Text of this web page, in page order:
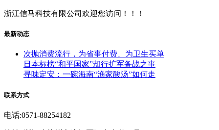
浙江信马科技有限公司欢迎您访问！！！
最新动态
次抛消费流行，为省事付费、为卫生买单
日本标榜“和平国家”却行扩军备战之事
寻味定安：一碗海南“渔家酸汤”如何走
联系方式
电话:0571-88254182